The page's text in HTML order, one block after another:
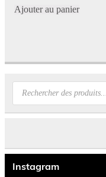
Ajouter au panier
Recherche
produits
Instagram